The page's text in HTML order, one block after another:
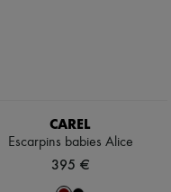
CAREL
Escarpins babies Alice
395 €